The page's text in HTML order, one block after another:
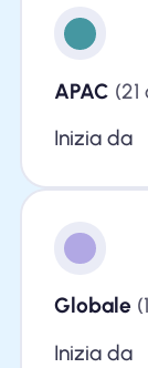
APAC
Inizia da
Globale
Inizia da